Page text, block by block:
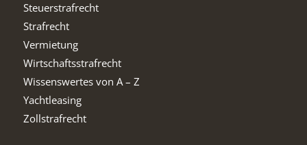
Steuerstrafrecht
Strafrecht
Vermietung
Wirtschaftsstrafrecht
Wissenswertes von A – Z
Yachtleasing
Zollstrafrecht